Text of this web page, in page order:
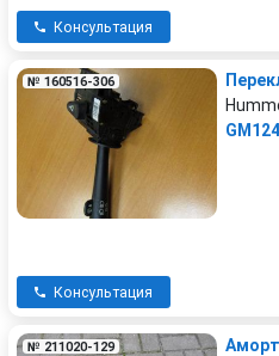
Консультация
№ 160516-306
Консультация
№ 211020-129